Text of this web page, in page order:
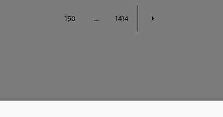
150 1414